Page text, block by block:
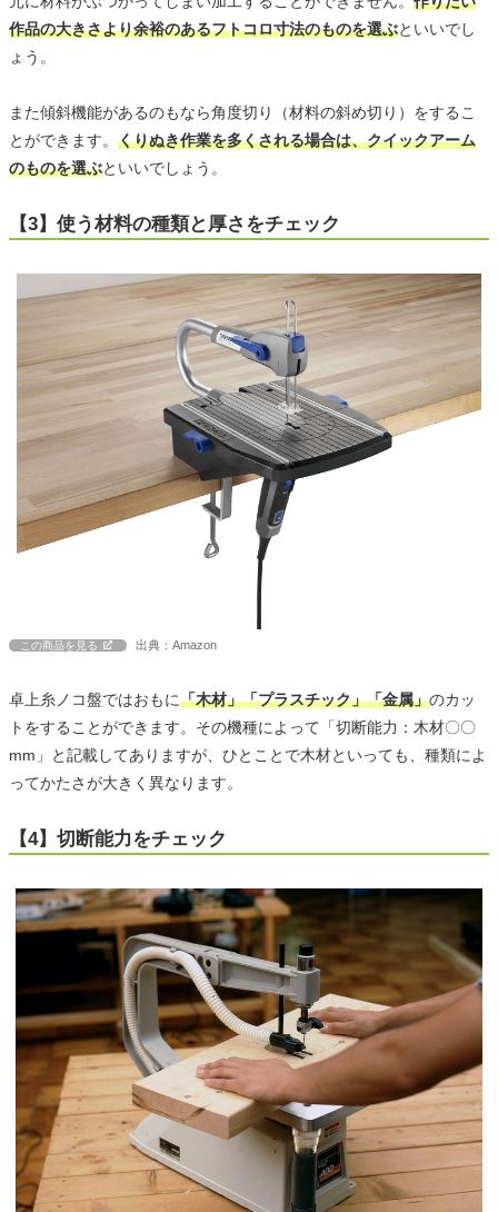
作品の大きさより余裕のあるフトコロ寸法のものを選ぶといいでし
ょう。
また傾斜機能があるのもなら角度切り（材料の斜め切り）をするこ
とができます。 くりぬき作業を多くされる場合は、クイックアーム
のものを選ぶといいでしょう。
【3】使う材料の種類と厚さをチェック
この商品を見る 出典：Amazon
卓上糸ノコ盤ではおもに「木材」「プラスチック」「金属」のカッ
トをすることができます。その機種によって「切断能力：木材〇〇
mm」と記載してありますが、ひとことで木材といっても、種類によ
ってかたさが大きく異なります。
【4】切断能力をチェック